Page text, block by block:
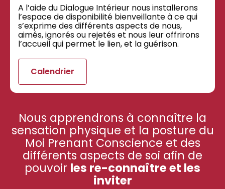
A l’aide du Dialogue Intérieur nous installerons
l’espace de disponibilité bienveillante à ce qui
s’exprime des différents aspects de nous,
aimés, ignorés ou rejetés et nous leur offrirons
l’accueil qui permet le lien, et la guérison.
Calendrier
Nous apprendrons à connaître la
sensation physique et la posture du
Moi Prenant Conscience et des
différents aspects de soi afin de
pouvoir les re-connaître et les
inviter